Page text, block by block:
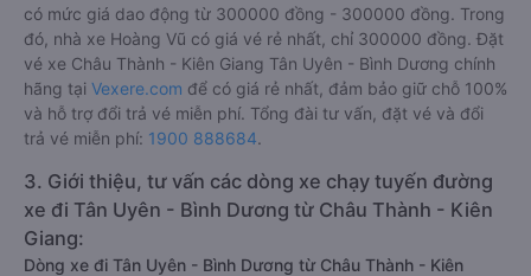
có mức giá dao động từ 300000 đồng - 300000 đồng. Trong
đó, nhà xe Hoàng Vũ có giá vé rẻ nhất, chỉ 300000 đồng. Đặt
vé xe Châu Thành - Kiên Giang Tân Uyên - Bình Dương chính
hãng tại Vexere.com để có giá rẻ nhất, đảm bảo giữ chỗ 100%
và hỗ trợ đổi trả vé miễn phí. Tổng đài tư vấn, đặt vé và đổi
trả vé miễn phí: 1900 888684.
3. Giới thiệu, tư vấn các dòng xe chạy tuyến đường
xe đi Tân Uyên - Bình Dương từ Châu Thành - Kiên
Giang:
Dòng xe đi Tân Uyên - Bình Dương từ Châu Thành - Kiên